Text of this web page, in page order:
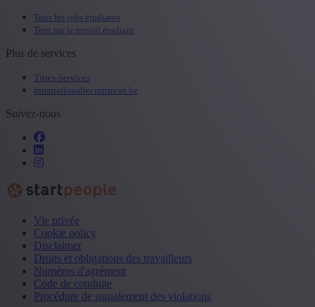
Tous les jobs étudiants
Tout sur le travail étudiant
Plus de services
Titres-Services
internationalrecruitment.be
Suivez-nous
Vie privée
Cookie policy
Disclaimer
Droits et obligations des travailleurs
Numéros d'agrément
Code de conduite
Procédure de signalement des violations